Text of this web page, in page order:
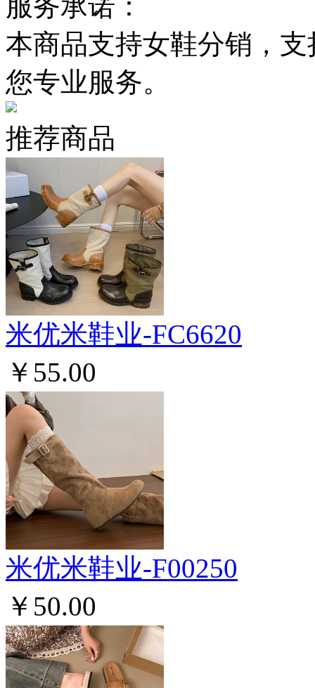
服务承诺：
本商品支持女鞋分销，
您专业服务。
推荐商品
米优米鞋业-FC6620
￥55.00
米优米鞋业-F00250
￥50.00